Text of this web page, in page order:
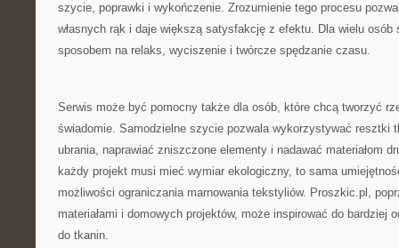
szycie, poprawki i wykończenie. Zrozumienie tego procesu
własnych rąk i daje większą satysfakcję z efektu. Dla wielu
sposobem na relaks, wyciszenie i twórcze spędzanie czasu.
Serwis może być pomocny także dla osób, które chcą tworzyć
świadomie. Samodzielne szycie pozwala wykorzystywać resztki
ubrania, naprawiać zniszczone elementy i nadawać materiałom
każdy projekt musi mieć wymiar ekologiczny, to sama
możliwości ograniczania marnowania tekstyliów. Proszkic.pl,
materiałami i domowych projektów, może inspirować do bardziej
do tkanin.